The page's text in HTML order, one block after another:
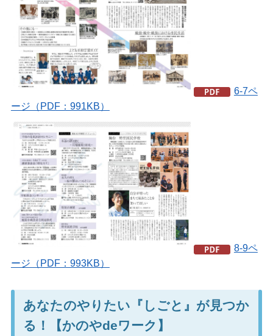
6-7ペ
ージ（PDF：991KB）
8-9ペ
ージ（PDF：993KB）
あなたのやりたい『しごと』が見つか
る！【かのやdeワーク】